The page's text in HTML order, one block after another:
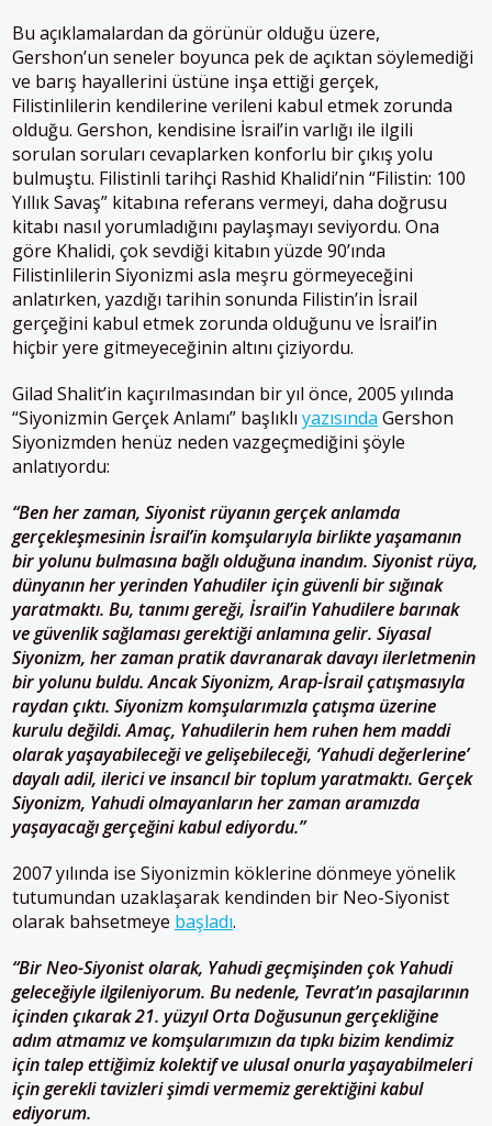
Bu açıklamalardan da görünür olduğu üzere,
Gershon’un seneler boyunca pek de açıktan söylemediği
ve barış hayallerini üstüne inşa ettiği gerçek,
Filistinlilerin kendilerine verileni kabul etmek zorunda
olduğu. Gershon, kendisine İsrail’in varlığı ile ilgili
sorulan soruları cevaplarken konforlu bir çıkış yolu
bulmuştu. Filistinli tarihçi Rashid Khalidi’nin “Filistin: 100
Yıllık Savaş” kitabına referans vermeyi, daha doğrusu
kitabı nasıl yorumladığını paylaşmayı seviyordu. Ona
göre Khalidi, çok sevdiği kitabın yüzde 90’ında
Filistinlilerin Siyonizmi asla meşru görmeyeceğini
anlatırken, yazdığı tarihin sonunda Filistin’in İsrail
gerçeğini kabul etmek zorunda olduğunu ve İsrail’in
hiçbir yere gitmeyeceğinin altını çiziyordu.
Gilad Shalit’in kaçırılmasından bir yıl önce, 2005 yılında
“Siyonizmin Gerçek Anlamı” başlıklı yazısında Gershon
Siyonizmden henüz neden vazgeçmediğini şöyle
anlatıyordu:
“Ben her zaman, Siyonist rüyanın gerçek anlamda
gerçekleşmesinin İsrail’in komşularıyla birlikte yaşamanın
bir yolunu bulmasına bağlı olduğuna inandım. Siyonist rüya,
dünyanın her yerinden Yahudiler için güvenli bir sığınak
yaratmaktı. Bu, tanımı gereği, İsrail’in Yahudilere barınak
ve güvenlik sağlaması gerektiği anlamına gelir. Siyasal
Siyonizm, her zaman pratik davranarak davayı ilerletmenin
bir yolunu buldu. Ancak Siyonizm, Arap-İsrail çatışmasıyla
raydan çıktı. Siyonizm komşularımızla çatışma üzerine
kurulu değildi. Amaç, Yahudilerin hem ruhen hem maddi
olarak yaşayabileceği ve gelişebileceği, ‘Yahudi değerlerine’
dayalı adil, ilerici ve insancıl bir toplum yaratmaktı. Gerçek
Siyonizm, Yahudi olmayanların her zaman aramızda
yaşayacağı gerçeğini kabul ediyordu.”
2007 yılında ise Siyonizmin köklerine dönmeye yönelik
tutumundan uzaklaşarak kendinden bir Neo-Siyonist
olarak bahsetmeye başladı.
“Bir Neo-Siyonist olarak, Yahudi geçmişinden çok Yahudi
geleceğiyle ilgileniyorum. Bu nedenle, Tevrat’ın pasajlarının
içinden çıkarak 21. yüzyıl Orta Doğusunun gerçekliğine
adım atmamız ve komşularımızın da tıpkı bizim kendimiz
için talep ettiğimiz kolektif ve ulusal onurla yaşayabilmeleri
için gerekli tavizleri şimdi vermemiz gerektiğini kabul
ediyorum.